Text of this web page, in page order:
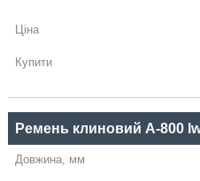
Ремень клиновий A-800